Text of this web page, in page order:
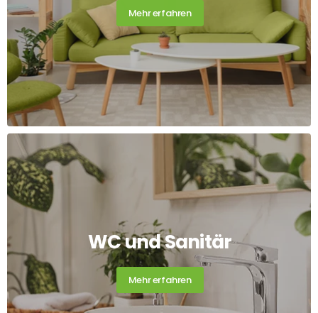
Mehr erfahren
WC und Sanitär
Mehr erfahren